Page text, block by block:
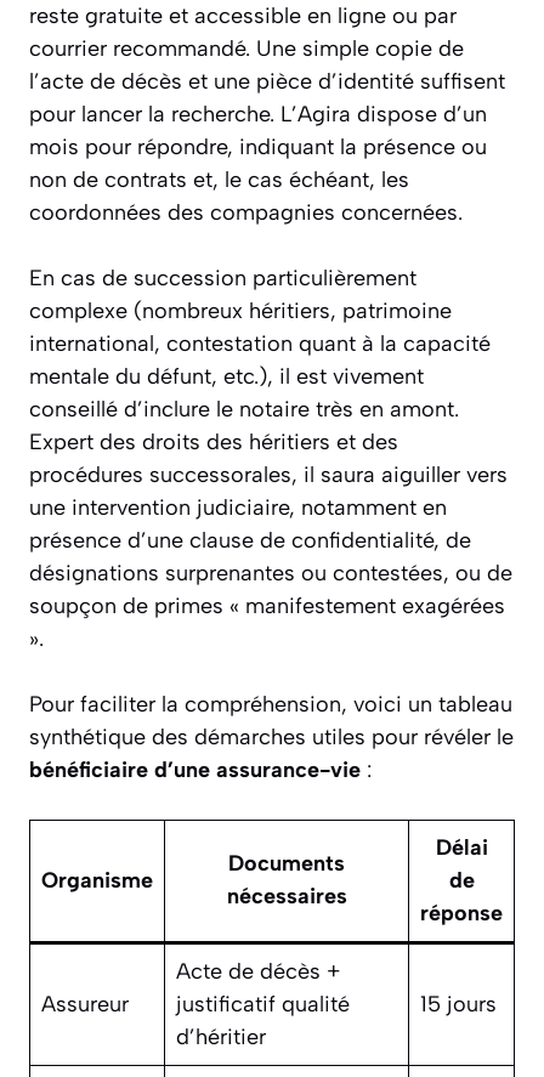
reste gratuite et accessible en ligne ou par
courrier recommandé. Une simple copie de
l’acte de décès et une pièce d’identité suffisent
pour lancer la recherche. L’Agira dispose d’un
mois pour répondre, indiquant la présence ou
non de contrats et, le cas échéant, les
coordonnées des compagnies concernées.
En cas de succession particulièrement
complexe (nombreux héritiers, patrimoine
international, contestation quant à la capacité
mentale du défunt, etc.), il est vivement
conseillé d’inclure le notaire très en amont.
Expert des droits des héritiers et des
procédures successorales, il saura aiguiller vers
une intervention judiciaire, notamment en
présence d’une clause de confidentialité, de
désignations surprenantes ou contestées, ou de
soupçon de primes « manifestement exagérées
».
Pour faciliter la compréhension, voici un tableau
synthétique des démarches utiles pour révéler le
bénéficiaire d’une assurance-vie :
Organisme
Documents
nécessaires
Délai
de
réponse
Assureur
Acte de décès +
justificatif qualité
d’héritier
15 jours